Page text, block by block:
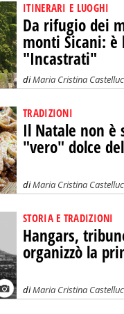
ITINERARI E LUOGHI
Da rifugio dei
monti Sicani: è
"Incastrati"
diMaria Cristina
TRADIZIONI
Il Natale non è
"vero" dolce
diMaria Cristina
STORIA E TRADIZIONI
Hangars,
organizzò la
diMaria Cristina